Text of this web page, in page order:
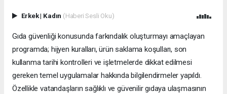
Erkek| Kadın (Haberi Sesli Oku)
Gıda güvenliği konusunda farkındalık oluşturmayı amaçlayan
programda; hijyen kuralları, ürün saklama koşulları, son
kullanma tarihi kontrolleri ve işletmelerde dikkat edilmesi
gereken temel uygulamalar hakkında bilgilendirmeler yapıldı.
Özellikle vatandaşların sağlıklı ve güvenilir gıdaya ulaşmasının